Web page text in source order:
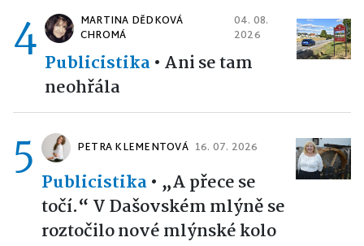
4
MARTINA DĚDKOVÁ
CHROMÁ
04. 08.
2026
Publicistika• Ani se tam
neohřála
5 PETRA KLEMENTOVÁ 16. 07. 2026
Publicistika• „A přece se
točí.“ V Dašovském mlýně se
roztočilo nové mlýnské kolo